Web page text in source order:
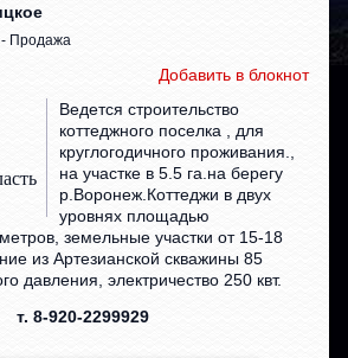
Продажа
Добавить в блокнот
Ведется строительство
коттеджного поселка , для
круглогодичного проживания.,
на участке в 5.5 га.на берегу
р.Воронеж.Коттеджи в двух
уровнях площадью
земельные участки от 15-18
из Артезианской скважины 85
давления, электричество 250 квт.
т. 8-920-2299929